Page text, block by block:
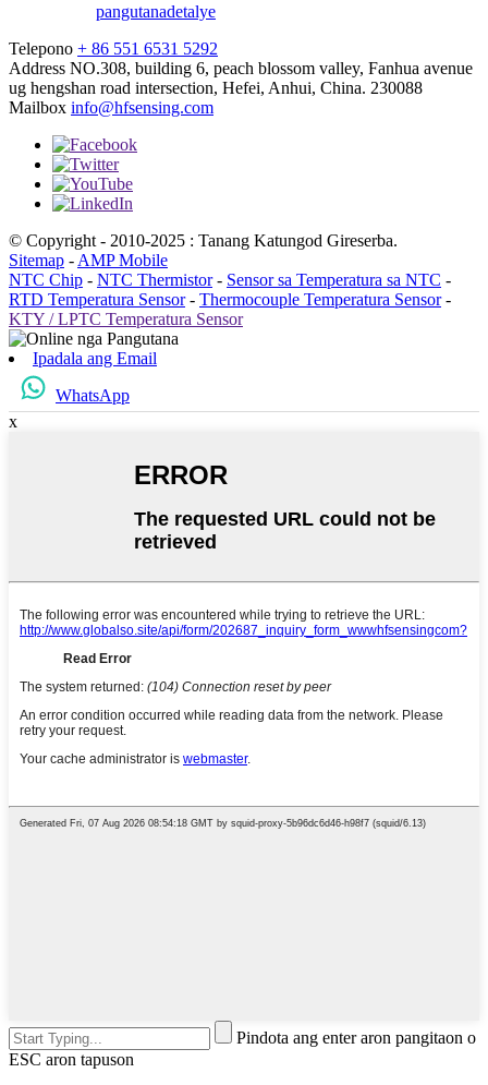
pangutanadetalye
Telepono + 86 551 6531 5292
Address NO.308, building 6, peach blossom valley, Fanhua avenue
ug hengshan road intersection, Hefei, Anhui, China. 230088
Mailbox info@hfsensing.com
© Copyright - 2010-2025 : Tanang Katungod Gireserba.
Sitemap - AMP Mobile
NTC Chip - NTC Thermistor- Sensor sa Temperatura sa NTC -
RTD Temperatura Sensor- Thermocouple Temperatura Sensor-
KTY / LPTC Temperatura Sensor
Ipadala ang Email
WhatsApp
x
Pindota ang enter aron pangitaon o
ESC aron tapuson